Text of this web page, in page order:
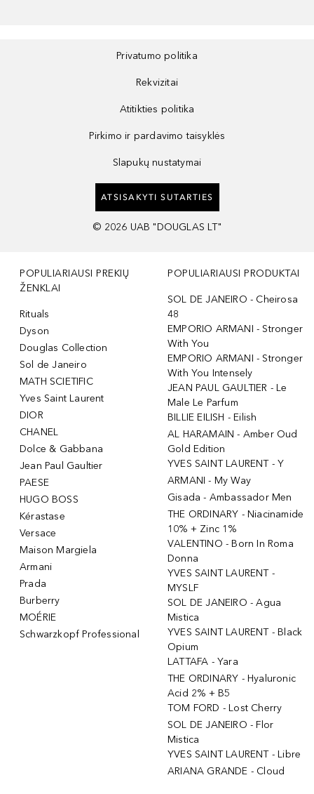
Privatumo politika
Rekvizitai
Atitikties politika
Pirkimo ir pardavimo taisyklės
Slapukų nustatymai
ATSISAKYTI SUTARTIES
© 2026 UAB "DOUGLAS LT"
POPULIARIAUSI PREKIŲ
ŽENKLAI
Rituals
Dyson
Douglas Collection
Sol de Janeiro
MATH SCIETIFIC
Yves Saint Laurent
DIOR
CHANEL
Dolce & Gabbana
Jean Paul Gaultier
PAESE
HUGO BOSS
Kérastase
Versace
Maison Margiela
Armani
Prada
Burberry
MOÉRIE
Schwarzkopf Professional
POPULIARIAUSI PRODUKTAI
SOL DE JANEIRO - Cheirosa
48
EMPORIO ARMANI - Stronger
With You
EMPORIO ARMANI - Stronger
With You Intensely
JEAN PAUL GAULTIER - Le
Male Le Parfum
BILLIE EILISH - Eilish
AL HARAMAIN - Amber Oud
Gold Edition
YVES SAINT LAURENT - Y
ARMANI - My Way
Gisada - Ambassador Men
THE ORDINARY - Niacinamide
10% + Zinc 1%
VALENTINO - Born In Roma
Donna
YVES SAINT LAURENT -
MYSLF
SOL DE JANEIRO - Agua
Mistica
YVES SAINT LAURENT - Black
Opium
LATTAFA - Yara
THE ORDINARY - Hyaluronic
Acid 2% + B5
TOM FORD - Lost Cherry
SOL DE JANEIRO - Flor
Mistica
YVES SAINT LAURENT - Libre
ARIANA GRANDE - Cloud